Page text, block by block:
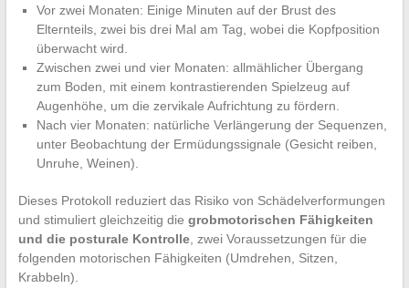
Vor zwei Monaten: Einige Minuten auf der Brust des
Elternteils, zwei bis drei Mal am Tag, wobei die Kopfposition
überwacht wird.
Zwischen zwei und vier Monaten: allmählicher Übergang
zum Boden, mit einem kontrastierenden Spielzeug auf
Augenhöhe, um die zervikale Aufrichtung zu fördern.
Nach vier Monaten: natürliche Verlängerung der Sequenzen,
unter Beobachtung der Ermüdungssignale (Gesicht reiben,
Unruhe, Weinen).
Dieses Protokoll reduziert das Risiko von Schädelverformungen
und stimuliert gleichzeitig die grobmotorischen Fähigkeiten
und die posturale Kontrolle, zwei Voraussetzungen für die
folgenden motorischen Fähigkeiten (Umdrehen, Sitzen,
Krabbeln).